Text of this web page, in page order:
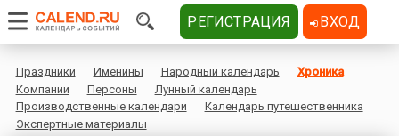
Праздники Именины Народный календарь
Хроника
Компании
Персоны
Лунный календарь
Производственные календари
Календарь путешественника
Экспертные материалы
РЕГИСТРАЦИЯ ВХОД